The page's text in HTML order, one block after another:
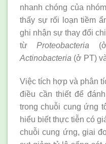
nhanh chóng của
thấy sự rối loạn tiềm
ghi nhận sự thay đổi
từProteobacteria (ở
Actinobacteria (ở PT)
Việc tích hợp và phân
điều cần thiết để
trong chuỗi cung ứng
hiểu biết thực tiễn có
chuỗi cung ứng, giai